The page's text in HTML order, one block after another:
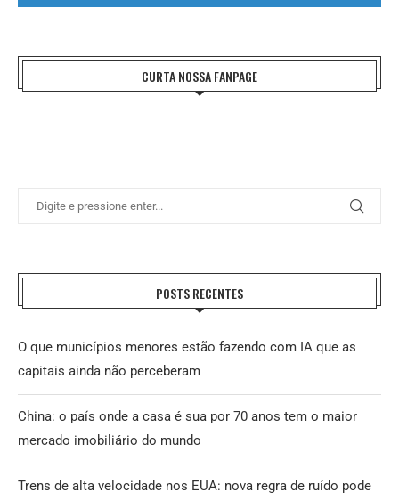
CURTA NOSSA FANPAGE
POSTS RECENTES
O que municípios menores estão fazendo com IA que as
capitais ainda não perceberam
China: o país onde a casa é sua por 70 anos tem o maior
mercado imobiliário do mundo
Trens de alta velocidade nos EUA: nova regra de ruído pode